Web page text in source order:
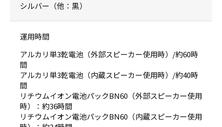
シルバー（他：黒）
運用時間
アルカリ単3乾電池（外部スピーカー使用時）/約60時
間
アルカリ単3乾電池（内蔵スピーカー使用時）/約40時
間
リチウムイオン電池パックBN60（外部スピーカー使用
時）：約36時間
リチウムイオン電池パックBN60（内蔵スピーカー使用